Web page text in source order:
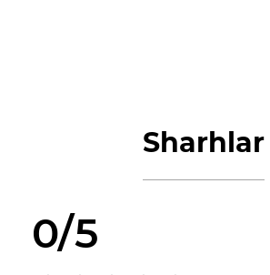
Sharhlar
0/5